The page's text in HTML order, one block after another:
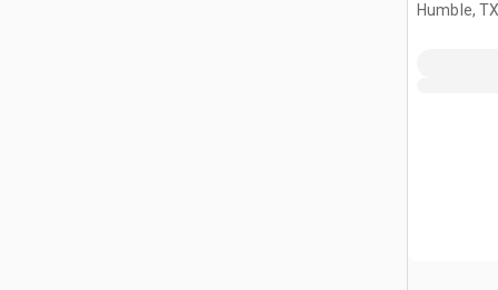
Humble,